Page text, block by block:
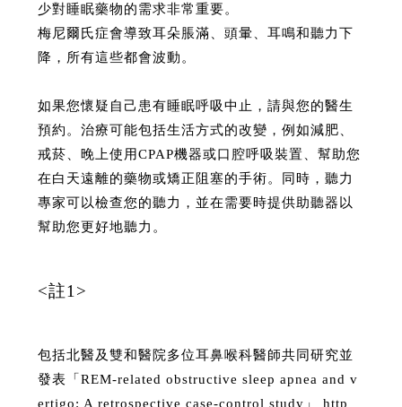
少對睡眠藥物的需求非常重要。
梅尼爾氏症會導致耳朵脹滿、頭暈、耳鳴和聽力下
降，所有這些都會波動。
如果您懷疑自己患有睡眠呼吸中止，請與您的醫生
預約。治療可能包括生活方式的改變，例如減肥、
戒菸、晚上使用CPAP機器或口腔呼吸裝置、幫助您
在白天遠離的藥物或矯正阻塞的手術。同時，聽力
專家可以檢查您的聽力，並在需要時提供助聽器以
幫助您更好地聽力。
<註1>
包括北醫及雙和醫院多位耳鼻喉科醫師共同研究並
發表「REM-related obstructive sleep apnea and v
ertigo: A retrospective case-control study」 http